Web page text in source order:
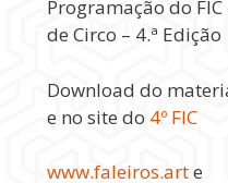
Programação do
de Circo – 4.ª Edição
Download do
e no site do 4º FIC
www.faleiros.arte